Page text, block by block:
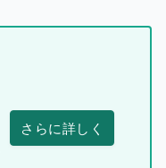
さらに詳しく